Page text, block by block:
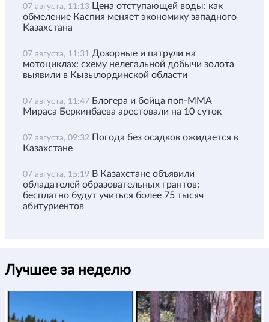
07 августа, 11:13 Цена отступающей воды: как
обмеление Каспия меняет экономику западного
Казахстана
07 августа, 11:31 Дозорные и патрули на
мотоциклах: схему нелегальной добычи золота
выявили в Кызылординской области
07 августа, 11:47 Блогера и бойца поп-ММА
Мираса Беркинбаева арестовали на 10 суток
07 августа, 09:32 Погода без осадков ожидается в
Казахстане
07 августа, 15:19 В Казахстане объявили
обладателей образовательных грантов:
бесплатно будут учиться более 75 тысяч
абитуриентов
Лучшее за неделю